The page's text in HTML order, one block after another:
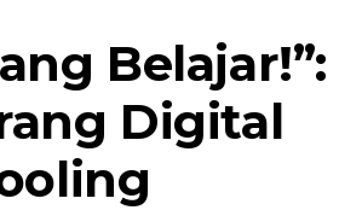
Belajar!”:
Digital